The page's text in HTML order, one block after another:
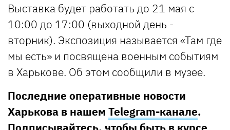
Выставка будет работать до 21 мая с
10:00 до 17:00 (выходной день -
вторник). Экспозиция называется «Там где
мы есть» и посвящена военным событиям
в Харькове. Об этом сообщили в музее.
Последние оперативные новости
Харькова в нашем Telegram-канале.